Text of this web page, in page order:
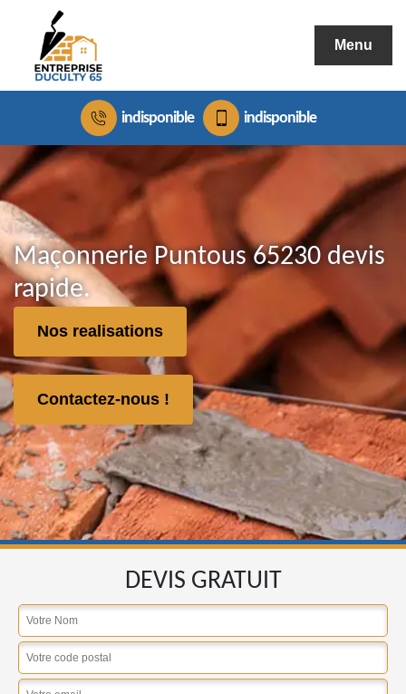
Menu
indisponible indisponible
Maçonnerie Puntous 65230 devis
rapide.
Nos realisations
Contactez-nous !
DEVIS GRATUIT